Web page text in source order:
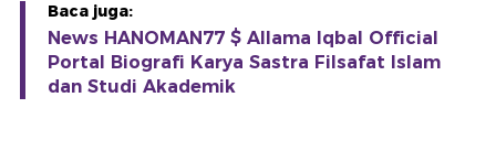
Baca juga:
News HANOMAN77 $ Allama Iqbal Official
Portal Biografi Karya Sastra Filsafat Islam
dan Studi Akademik